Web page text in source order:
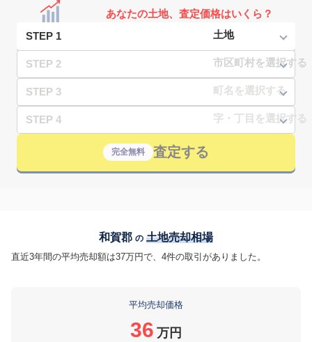
あなたの土地、査定価格はいくら？
STEP 1
STEP 2
STEP 3
STEP 4
完全無料 査定する
和賀郡 の 土地売却相場
直近3年間の平均売却額は37万円で、4件の取引がありました。
平均売却価格
36 万円